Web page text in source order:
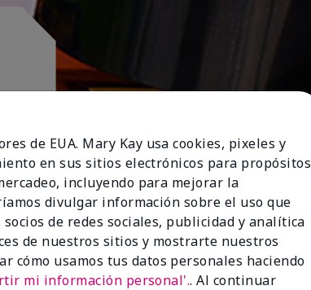
de EUA. Mary Kay usa cookies, pixeles y
en sus sitios electrónicos para propósitos
incluyendo para mejorar la
divulgar información sobre el uso que
de redes sociales, publicidad y analítica
de nuestros sitios y mostrarte nuestros
cómo usamos tus datos personales haciendo
mi información personal'.. Al continuar